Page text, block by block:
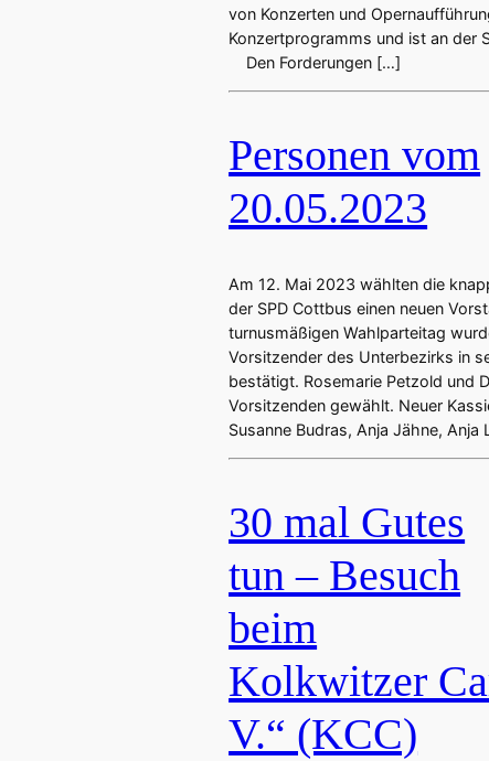
von Konzerten und
Konzertprogramms und ist an der
Den Forderungen […]
Personen vom
20.05.2023
Am 12. Mai 2023 wählten die
der SPD Cottbus einen neuen
turnusmäßigen Wahlparteitag
Vorsitzender des Unterbezirks in
bestätigt. Rosemarie Petzold und
Vorsitzenden gewählt. Neuer
Susanne Budras, Anja Jähne,
30 mal Gutes
tun – Besuch
beim
Kolkwitzer
V.“ (KCC)